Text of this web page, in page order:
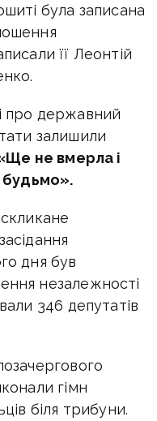
була записана
її Леонтій
про державний
залишили
не вмерла і
будьмо».
дня був
незалежності
346 депутатів
гімн
біля трибуни.